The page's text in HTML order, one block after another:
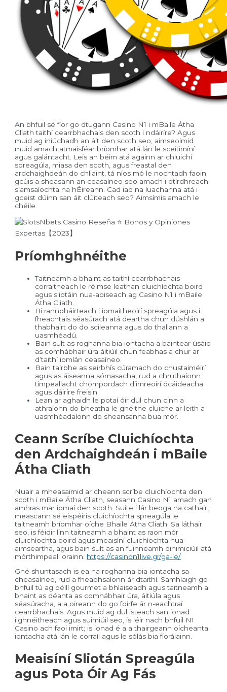
An bhfuil sé fíor go dtugann Casino N1 i mBaile Átha
Cliath taithí cearrbhachais den scoth i ndáiríre? Agus
muid ag iniúchadh an áit den scoth seo, aimseoimid
muid amach atmaisféar bríomhar atá lán le sceitimíní
agus galántacht. Leis an béim atá againn ar chluichí
spreagúla, miasa den scoth, agus freastal den
ardchaighdeán do chliaint, tá níos mó le nochtadh faoin
gcúis a sheasann an ceasaíneo seo amach i dtírdhreach
siamsaíochta na hÉireann. Cad iad na luachanna atá i
gceist dúinn san áit clúiteach seo? Aimsímis amach le
chéile.
Príomhghnéithe
Taitneamh a bhaint as taithí cearrbhachais
corraitheach le réimse leathan cluichíochta boird
agus sliotáin nua-aoiseach ag Casino N1 i mBaile
Átha Cliath.
Bí rannpháirteach i iomaitheoirí spreagúla agus i
fheachtais séasúrach atá deartha chun dúshlán a
thabhairt do do scileanna agus do thallann a
uasmhéadú.
Bain sult as roghanna bia iontacha a baintear úsáid
as comhábhair úra áitiúil chun feabhas a chur ar
d’taithí iomlán ceasaíneo.
Bain tairbhe as seirbhís cúramach do chustaiméirí
agus as áiseanna sómasacha, rud a chruthaíonn
timpeallacht chompordach d’imreoirí ócáideacha
agus dáiríre freisin.
Lean ar aghaidh le potaí óir dul chun cinn a
athraíonn do bheatha le gnéithe cluiche ar leith a
uasmhéadaíonn do sheansanna bua mór.
Ceann Scríbe Cluichíochta
den Ardchaighdeán i mBaile
Átha Cliath
Nuair a mheasaimid ar cheann scríbe cluichíochta den
scoth i mBaile Átha Cliath, seasann Casino N1 amach gan
amhras mar iomaí den scoth. Suite i lár beoga na cathair,
meascann sé eispéiris cluichíochta spreagúla le
taitneamh bríomhar oíche Bhaile Átha Cliath. Sa láthair
seo, is féidir linn taitneamh a bhaint as raon mór
cluichíochta boird agus meaisíní cluichíochta nua-
aimseartha, agus bain sult as an fuinneamh dinimiciúil atá
mórthimpeall orainn. https://casinon1live.gr/ga-ie/
Gné shuntasach is ea na roghanna bia iontacha sa
cheasaíneo, rud a fheabhsaíonn ár dtaithí. Samhlaigh go
bhfuil tú ag béilí gourmet a bhlaiseadh agus taitneamh a
bhaint as déanta as comhábhair úra, áitiúla agus
séasúracha, a a oireann do go foirfe ár n-eachtraí
cearrbhachais. Agus muid ag dul isteach san ionad
ilghnéitheach agus suimiúil seo, is léir nach bhfuil N1
Casino ach faoi imirt; is ionad é a a thairgeann oícheanta
iontacha atá lán le corraíl agus le sólás bia fíorálainn.
Meaisíní Sliotán Spreagúla
agus Pota Óir Ag Fás